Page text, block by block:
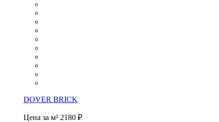
DOVER BRICK
Цена за м² 2180 ₽